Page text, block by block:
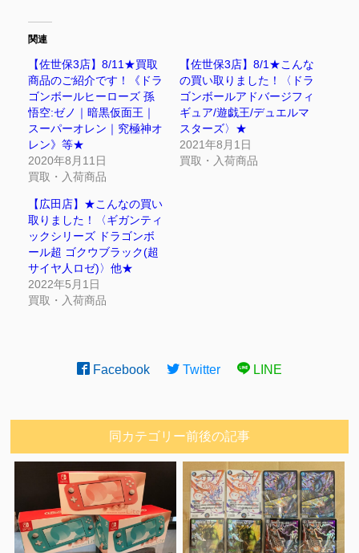
関連
【佐世保3店】8/11★買取
商品のご紹介です！《ドラ
ゴンボールヒーローズ 孫
悟空:ゼノ｜暗黒仮面王｜
スーパーオレン｜究極神オ
レン》等★
2020年8月11日
買取・入荷商品
【佐世保3店】8/1★こんな
の買い取りました！〈ドラ
ゴンボールアドバージフィ
ギュア/遊戯王/デュエルマ
スターズ〉★
2021年8月1日
買取・入荷商品
【広田店】★こんなの買い
取りました！〈ギガンティ
ックシリーズ ドラゴンボ
ール超 ゴクウブラック(超
サイヤ人ロゼ)〉他★
2022年5月1日
買取・入荷商品
Facebook Twitter LINE
同カテゴリー前後の記事